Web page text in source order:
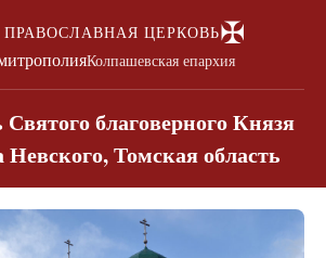
ЦЕРКОВЬ✠
Колпашевская епархия
благоверного Князя
Невского, Томская область